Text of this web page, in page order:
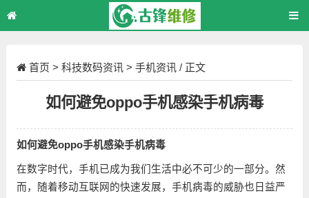
首页 > 科技数码资讯 > 手机资讯 / 正文
如何避免oppo手机感染手机病毒
如何避免oppo手机感染手机病毒
在数字时代，手机已成为我们生活中必不可少的一部分。然
而，随着移动互联网的快速发展，手机病毒的威胁也日益严